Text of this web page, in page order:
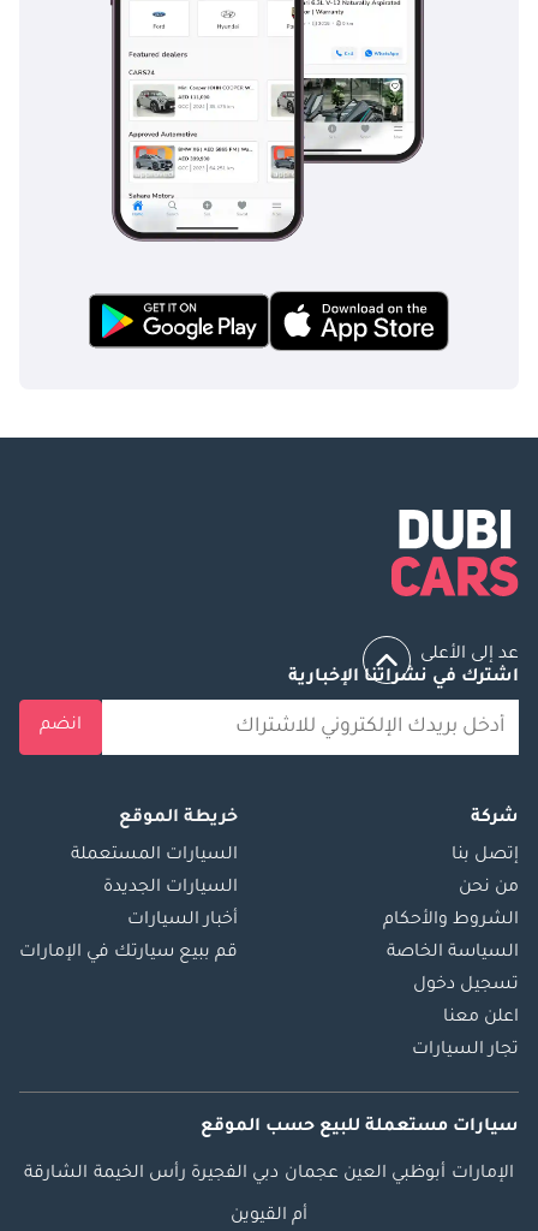
عد إلى الأعلى
اشترك في نشراتنا الإخبارية
انضم
شركة
إتصل بنا
من نحن
الشروط والأحكام
السياسة الخاصة
تسجيل دخول
اعلن معنا
تجار السيارات
خريطة الموقع
السيارات المستعملة
السيارات الجديدة
أخبار السيارات
قم ببيع سيارتك في الإمارات
سيارات مستعملة للبيع حسب الموقع
الإمارات أبوظبي العين عجمان دبي الفجيرة رأس الخيمة الشارقة
أم القيوين